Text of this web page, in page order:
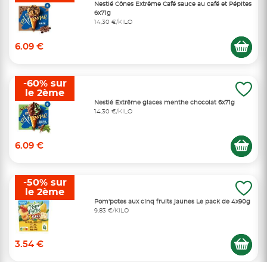
Nestlé Cônes Extrême Café sauce au café et Pépites
6x71g
14,30 €/KILO
6.09 €
Nestlé Extrême glaces menthe chocolat 6x71g
14,30 €/KILO
6.09 €
-60% sur
le 2ème
Pom'potes aux cinq fruits jaunes Le pack de 4x90g
9,83 €/KILO
3.54 €
-50% sur
le 2ème